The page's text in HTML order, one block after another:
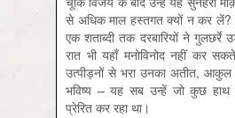
से अधिक माल हस्तगत क्यों न कर लें?
एक शताब्दी तक दरबारियों ने गुलछर्रे
रात भी यहाँ मनोविनोद नहीं कर
उत्पीड़नों से भरा उनका अतीत, आकुल
भविष्य – यह सब उन्हें जो कुछ
प्रेरित कर रहा था।